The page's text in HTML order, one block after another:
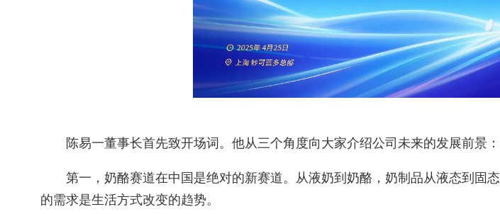
陈易一董事长首先致开场词。他从三个角度向大家介绍公司未来的发展前景：
第一，奶酪赛道在中国是绝对的新赛道。从液奶到奶酪，奶制品从液态到固
的需求是生活方式改变的趋势。